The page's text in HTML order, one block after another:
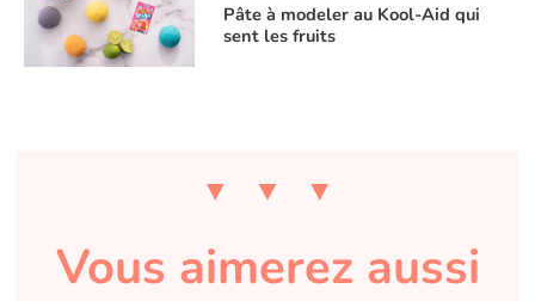
Pâte à modeler au Kool-Aid qui
sent les fruits
Vous aimerez aussi